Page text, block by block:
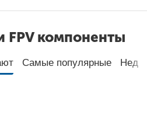
FPV компоненты
Самые популярные